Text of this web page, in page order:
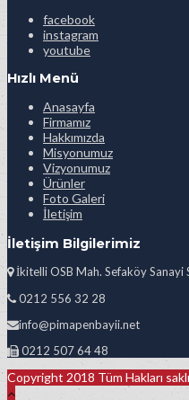
facebook
instagram
youtube
Hızlı Menü
Anasayfa
Firmamız
Hakkımızda
Misyonumuz
Vizyonumuz
Ürünler
Foto Galeri
İletişim
İletişim Bilgilerimiz
İkitelli OSB Mah. Sefaköy Sanayi
0212 556 32 28
info@pimapenbayii.net
0212 507 64 48
Copyright 2018 Tüm Hakları